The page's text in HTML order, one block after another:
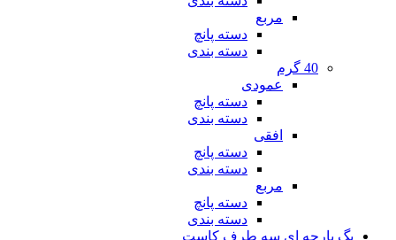
مربع
دسته پانچ
دسته بندی
40 گرم
عمودی
دسته پانچ
دسته بندی
افقی
دسته پانچ
دسته بندی
مربع
دسته پانچ
دسته بندی
بگ پارچه ای سه طرف کاست